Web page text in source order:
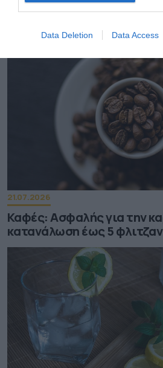
Data Deletion Data Access
Πώς να προστατευτείτε
21.07.2026
Καφές: Ασφαλής για την
κατανάλωση έως 5